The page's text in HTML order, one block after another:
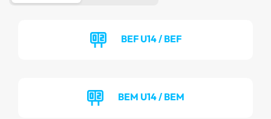
BEF U14 / BEF
BEM U14 / BEM